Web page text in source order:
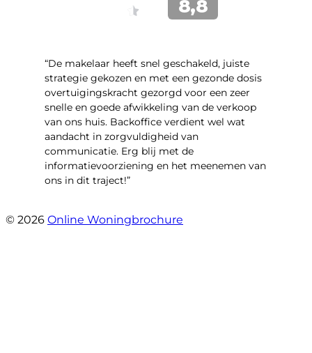
“De makelaar heeft snel geschakeld, juiste
strategie gekozen en met een gezonde dosis
overtuigingskracht gezorgd voor een zeer
snelle en goede afwikkeling van de verkoop
van ons huis. Backoffice verdient wel wat
aandacht in zorgvuldigheid van
communicatie. Erg blij met de
informatievoorziening en het meenemen van
ons in dit traject!”
© 2026 Online Woningbrochure